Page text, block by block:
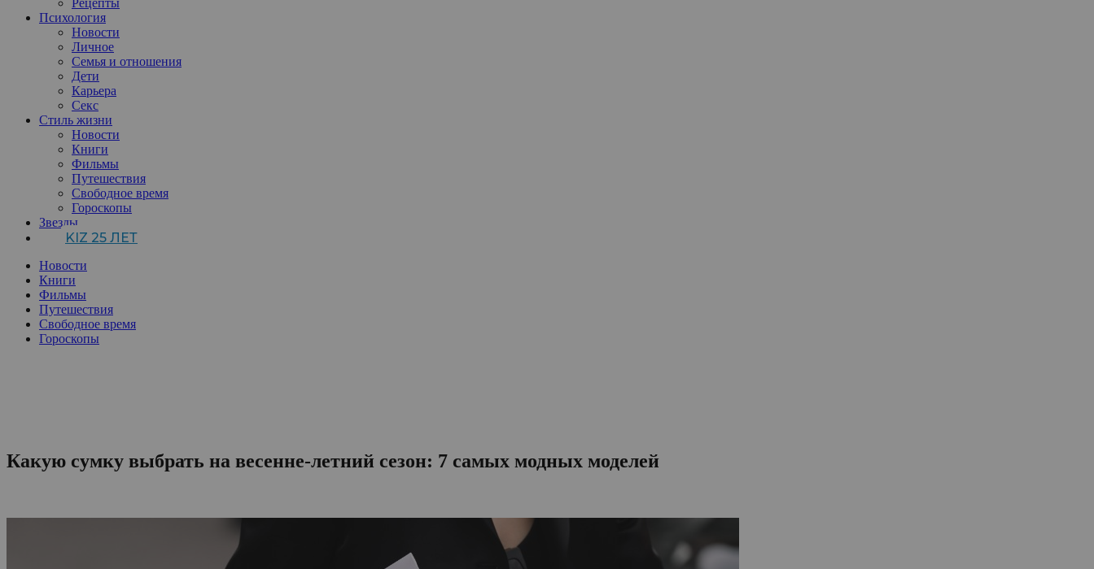
Рецепты
Психология
Новости
Личное
Семья и отношения
Дети
Карьера
Секс
Стиль жизни
Новости
Книги
Фильмы
Путешествия
Свободное время
Гороскопы
Звезды
KIZ 25 ЛЕТ
Новости
Книги
Фильмы
Путешествия
Свободное время
Гороскопы
Какую сумку выбрать на весенне-летний сезон: 7 самых модных моделей